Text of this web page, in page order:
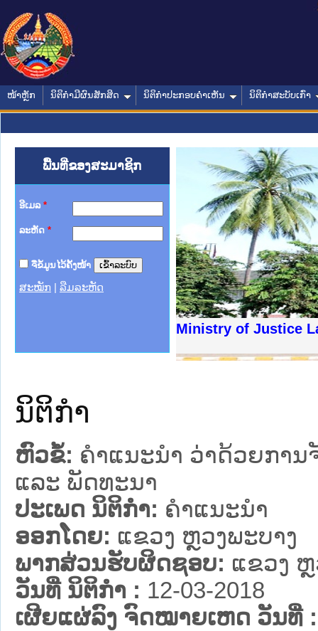
ໜ້າຫຼັກ ນິຕິກໍາມີຜົນສັກສິດ ນິຕິກໍາປະກອບຄໍາເຫັນ ນິຕິກໍາສະບັບເກົ່າ
ພື້ນທີ່ຂອງສະມາຊິກ
ອີເມລ *
ລະຫັດ *
ຈື່ຂໍ້ມູນໄວ້ຄັ້ງໜ້າ
ສະໝັກ ລືມລະຫັດ
Ministry of Justice Lao
ຊາຊົນ ພາກເໜືອ
ການ
ກາງ
ກໃຕ້
ນຕຳຫຼວດປະຊາຊົນ
ສັນຕິບານປະຊາຊົນ
ກເໜືອ
ຊາຊົນ ພາກກາງ
ນິຕິກໍາ
ຫົວຂໍ້: ຄຳແນະນຳ ວ່າດ້ວຍກາ
ແລະ ພັດທະນາ
ປະເພດ ນິຕິກໍາ: ຄໍາແນະນໍາ
ອອກໂດຍ: ແຂວງ ຫຼວງພະບາງ
ພາກສ່ວນຮັບຜິດຊອບ: ແຂວງ ຫຼ
ວັນທີ່ ນິຕິກໍາ : 12-03-2018
ເຜີຍແຜ່ລົງ ຈົດໝາຍເຫດ ວັນທີ່ :